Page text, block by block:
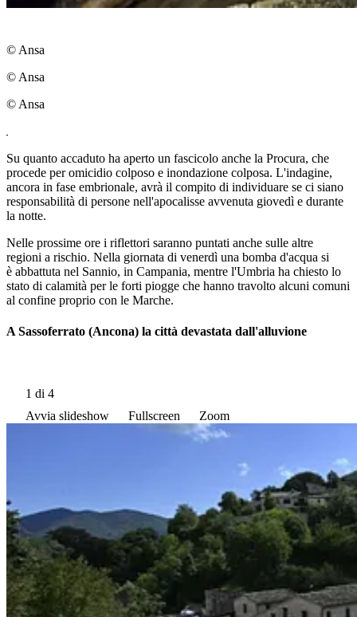
© Ansa
© Ansa
© Ansa
Su quanto accaduto ha aperto un fascicolo anche la Procura, che
procede per omicidio colposo e inondazione colposa. L'indagine,
ancora in fase embrionale, avrà il compito di individuare se ci siano
responsabilità di persone nell'apocalisse avvenuta giovedì e durante
la notte.
Nelle prossime ore i riflettori saranno puntati anche sulle altre
regioni a rischio. Nella giornata di venerdì una bomba d'acqua si
è abbattuta nel Sannio, in Campania, mentre l'Umbria ha chiesto lo
stato di calamità per le forti piogge che hanno travolto alcuni comuni
al confine proprio con le Marche.
A Sassoferrato (Ancona) la città devastata dall'alluvione
1 di 4
Avvia slideshow
Fullscreen Zoom